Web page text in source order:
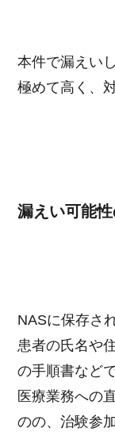
本件で漏えい
極めて高く、
漏えい可能
NASに保存さ
患者の氏名や
の手順書など
医療業務への
のの、治験参